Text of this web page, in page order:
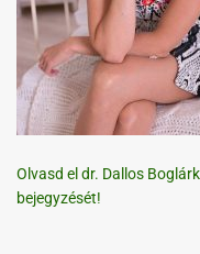
Olvasd el dr. Dallos
bejegyzését!